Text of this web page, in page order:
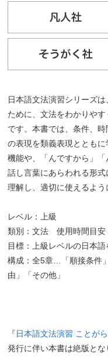
日本語文法演習シリーズ
ために、文法をわかりや
です。本書では、条件、
の表現を類義表現ととも
機能や、「んですから」
話し言葉にあらわれる形
理解し、適切に使えるよう
レベル：上級
類別：文法 使用時間目安
目標：上級レベルの日本語
構成：全5章…「順接条件
由」「その他」
『日本語文法演習 ことが
発行に伴い本書は絶版とな